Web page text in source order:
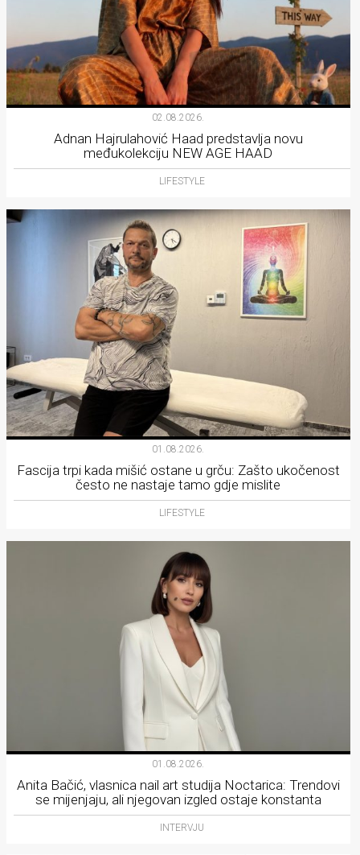
02.08.2026.
Adnan Hajrulahović Haad predstavlja novu
međukolekciju NEW AGE HAAD
LIFESTYLE
01.08.2026.
Fascija trpi kada mišić ostane u grču: Zašto ukočenost
često ne nastaje tamo gdje mislite
LIFESTYLE
01.08.2026.
Anita Bačić, vlasnica nail art studija Noctarica: Trendovi
se mijenjaju, ali njegovan izgled ostaje konstanta
INTERVJU